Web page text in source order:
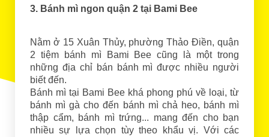
3. Bánh mì ngon quận 2 tại Bami Bee
Nằm ở 15 Xuân Thủy, phường Thảo Điền, quận
2 tiệm bánh mì Bami Bee cũng là một trong
những địa chỉ bán bánh mì được nhiều người
biết đến.
Bánh mì tại Bami Bee khá phong phú về loại, từ
bánh mì gà cho đến bánh mì chả heo, bánh mì
thập cẩm, bánh mì trứng... mang đến cho bạn
nhiều sự lựa chọn tùy theo khẩu vị. Với các